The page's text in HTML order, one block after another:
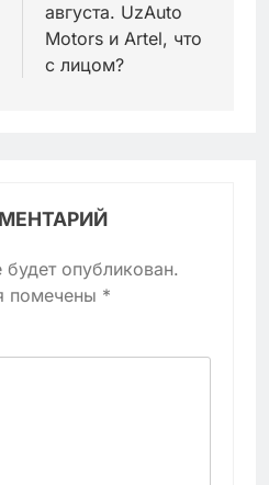
августа. UzAuto
Motors и Artel, что
с лицом?
опубликован.
помечены *